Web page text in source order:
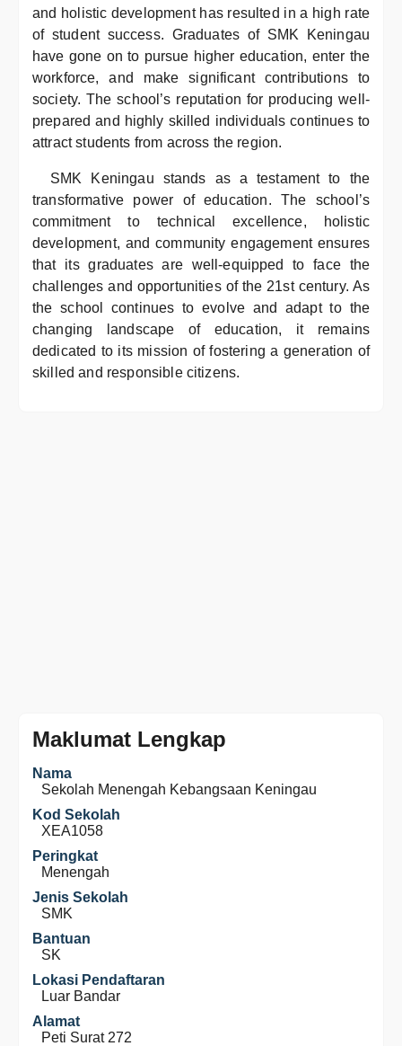
and holistic development has resulted in a high rate
of student success. Graduates of SMK Keningau
have gone on to pursue higher education, enter the
workforce, and make significant contributions to
society. The school’s reputation for producing well-
prepared and highly skilled individuals continues to
attract students from across the region.
SMK Keningau stands as a testament to the
transformative power of education. The school’s
commitment to technical excellence, holistic
development, and community engagement ensures
that its graduates are well-equipped to face the
challenges and opportunities of the 21st century. As
the school continues to evolve and adapt to the
changing landscape of education, it remains
dedicated to its mission of fostering a generation of
skilled and responsible citizens.
Maklumat Lengkap
Nama
Sekolah Menengah Kebangsaan Keningau
Kod Sekolah
XEA1058
Peringkat
Menengah
Jenis Sekolah
SMK
Bantuan
SK
Lokasi Pendaftaran
Luar Bandar
Alamat
Peti Surat 272